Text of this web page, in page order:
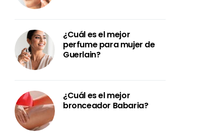
¿Cuál es el mejor
perfume para mujer de
Guerlain?
¿Cuál es el mejor
bronceador Babaria?